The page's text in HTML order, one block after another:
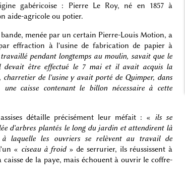
gabéricoise : Pierre Le Roy, né en 1857 à
aide-agricole ou potier.
menée par un certain Pierre-Louis Motion, a
effraction à l'usine de fabrication de papier à
pendant longtemps au moulin, savait que le
devait être effectué le 7 mai et il avait acquis la
charretier de l'usine y avait porté de Quimper, dans
caisse contenant le billon nécessaire à cette
détaille précisément leur méfait : « ils se
d'arbres plantés le long du jardin et attendirent là
laquelle les ouvriers se relèvent au travail de
« ciseau à froid» de serrurier, ils réussissent à
de la paye, mais échouent à ouvrir le coffre-